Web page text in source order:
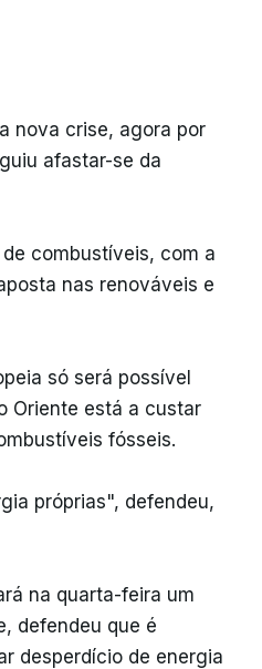
nova crise, agora por
afastar-se da
combustíveis, com a
nas renováveis e
só será possível
Oriente está a custar
fósseis.
próprias", defendeu,
na quarta-feira um
defendeu que é
desperdício de energia